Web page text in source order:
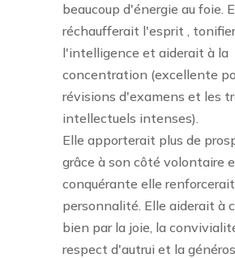
beaucoup d'énergie au foie.
réchaufferait l'esprit ,
l'intelligence et aiderait à la
concentration (excellente
révisions d'examens et les
intellectuels intenses).
Elle apporterait plus de
grâce à son côté volontaire
conquérante elle
personnalité. Elle aiderait à
bien par la joie, la
respect d'autrui et la